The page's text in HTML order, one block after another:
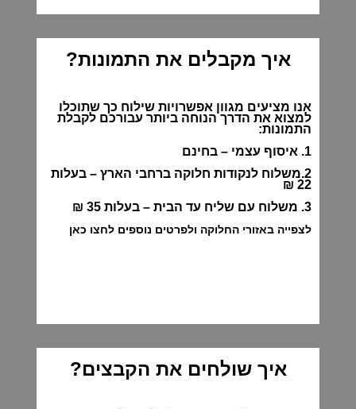
איך מקבלים את התמונות?
אנו מציעים מגוון אפשרויות שילוח כך שתוכלו
למצוא את הדרך הנוחה ביותר עבורכם לקבלת
התמונות:
1. איסוף עצמי – בחינם
2.משלוח לנקודות חלוקה ברחבי הארץ – בעלות
22 ₪
3. משלוח עם שליח עד הבית – בעלות 35 ₪
לצפייה באזורי החלוקה ולפרטים נוספים לחצו כאן
איך שולחים את הקבצים?